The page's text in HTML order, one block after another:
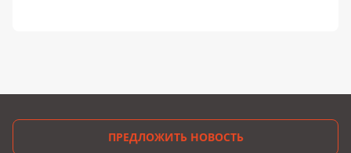
ПРЕДЛОЖИТЬ НОВОСТЬ